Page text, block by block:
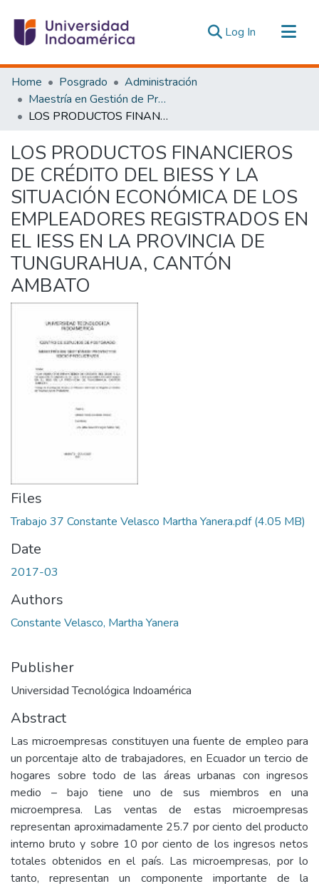
Log In (current)
Communities & Collections
All of DSpace
Statistics
Home Posgrado
Administración
Maestría en Gestión de Proyectos Socioproductivos
LOS PRODUCTOS FINANCIEROS DE CRÉDITO DEL BIESS Y LA SITUACIÓN ECONÓMICA DE LOS EMPLEADORES REGISTRADOS EN EL IESS EN LA PROVINCIA DE TUNGURAHUA, CANTÓN AMBATO
LOS PRODUCTOS FINANCIEROS
DE CRÉDITO DEL BIESS Y LA
SITUACIÓN ECONÓMICA DE LOS
EMPLEADORES REGISTRADOS EN
EL IESS EN LA PROVINCIA DE
TUNGURAHUA, CANTÓN
AMBATO
Files
Trabajo 37 Constante Velasco Martha Yanera.pdf(4.05 MB)
Date
2017-03
Authors
Constante Velasco, Martha Yanera
Publisher
Universidad Tecnológica Indoamérica
Abstract
Las microempresas constituyen una fuente de empleo para
un porcentaje alto de trabajadores, en Ecuador un tercio de
hogares sobre todo de las áreas urbanas con ingresos
medio – bajo tiene uno de sus miembros en una
microempresa. Las ventas de estas microempresas
representan aproximadamente 25.7 por ciento del producto
interno bruto y sobre 10 por ciento de los ingresos netos
totales obtenidos en el país. Las microempresas, por lo
tanto, representan un componente importante de la